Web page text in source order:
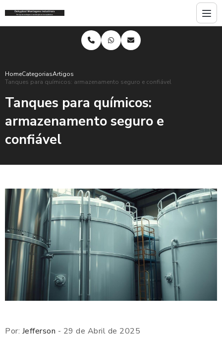
HomeCategoriasArtigos
Tanques para químicos: armazenamento seguro e confiável
Tanques para químicos:
armazenamento seguro e
confiável
Por: Jefferson - 29 de Abril de 2025